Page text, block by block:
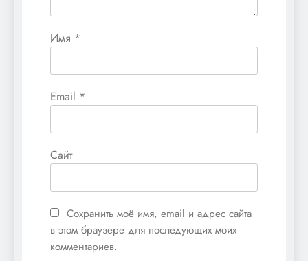
Имя *
Email *
Сайт
Сохранить моё имя, email и адрес сайта
в этом браузере для последующих моих
комментариев.